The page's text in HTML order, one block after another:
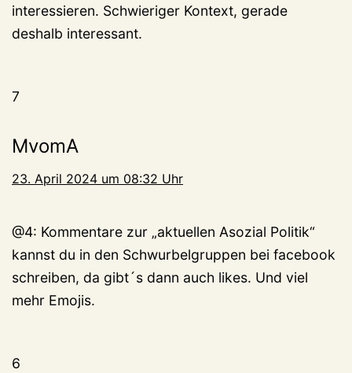
interessieren. Schwieriger Kontext, gerade
deshalb interessant.
7
MvomA
23. April 2024 um 08:32 Uhr
@4: Kommentare zur „aktuellen Asozial Politik“
kannst du in den Schwurbelgruppen bei facebook
schreiben, da gibt´s dann auch likes. Und viel
mehr Emojis.
6